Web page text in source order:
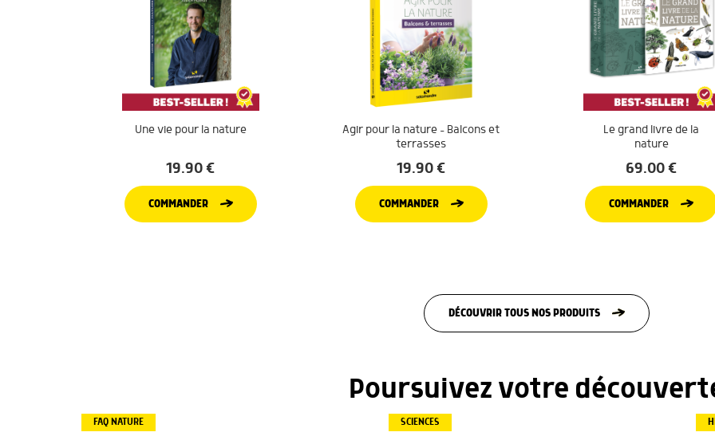
Une vie pour la nature
19.90€
COMMANDER
Agir pour la nature – Balcons et
terrasses
19.90€
COMMANDER
Le grand livre de la
nature
69.00€
COMMANDER
DÉCOUVRIR TOUS NOS PRODUITS
Poursuivez votre
FAQ NATURE SCIENCES